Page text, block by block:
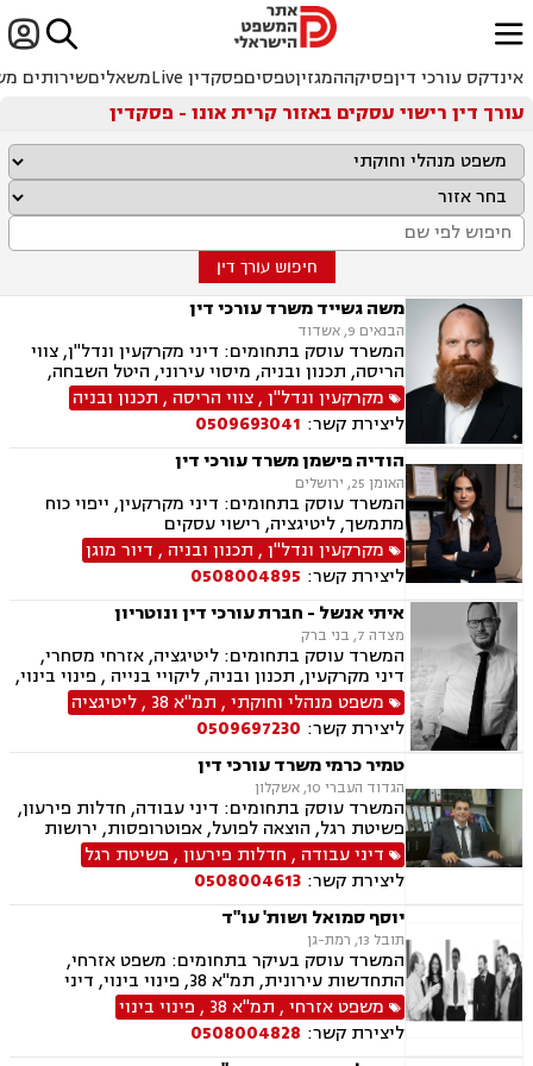

ﱐ
אינדקס עורכי דיןפסיקההמגזיןטפסיםפסקדין Live משאליםשירותים
עורך דין רישוי עסקים באזור קרית אונו - פסקדין
חיפוש עורך דין
משה גשייד משרד עורכי דין
הבנאים 9, אשדוד
המשרד עוסק בתחומים: דיני מקרקעין ונדל"ן, צווי
הריסה, תכנון ובניה, מיסוי עירוני, היטל השבחה,
היטל פיתוח, ארנונה, רשויות מקומיות, רישוי עסקים
מקרקעין ונדל"ן,צווי הריסה , תכנון ובניה
ליצירת קשר: 0509693041
הודיה פישמן משרד עורכי דין
האומן 25, ירושלים
המשרד עוסק בתחומים: דיני מקרקעין, ייפוי כוח
מתמשך, ליטיגציה, רישוי עסקים
מקרקעין ונדל"ן, תכנון ובניה , דיור מוגן
ליצירת קשר: 0508004895
איתי אנשל - חברת עורכי דין ונוטריון
מצדה 7, בני ברק
המשרד עוסק בתחומים: ליטיגציה, אזרחי מסחרי,
דיני מקרקעין, תכנון ובניה, ליקויי בנייה , פינוי בינוי,
קבוצות רכישה, עסקאות מכר דירה, פינוי מושכר,
מגרשים לבניה ,נחלות ומשקים במושבים, רשות
מקרקעי ישראל, צווי הריסה, מיסוי נדל"ן, היטל
פיתוח, היטל השבחה, דיני חוזים, תביעות ייצוגיות,
ירושות וצוואות, נוטריון, דיני מכרזים והתקשרויות,
חוקתי ומנהלי, רישוי עסקים, דיני חברות, סכסוך בין
בעלי מניות, ליווי עסקי, הגבלים עסקיים, בנקים,
ערבויות ושטרות, קניין רוחני, זכויות יוצרים, דיני
בנקאות, חברות אשראי סליקה
משפט מנהלי וחוקתי, תמ"א 38 ,ליטיגציה
ליצירת קשר: 0509697230
טמיר כרמי משרד עורכי דין
הגדוד העברי 10, אשקלון
המשרד עוסק בתחומים: דיני עבודה, חדלות פירעון,
פשיטת רגל, הוצאה לפועל, אפוטרופסות, ירושות
וצוואות, ליטיגציה, משפט אזרחי , נדל"ן, עסקאות
מכר דירה, פינוי מושכר, פירוקים והקפאות הליכים,
רישוי עסקים, רשויות מקומיות, תכנון ובניה, דיני
מקרקעין
דיני עבודה , חדלות פירעון, פשיטת רגל
ליצירת קשר: 0508004613
יוסף סמואל ושות' עו"ד
תובל 13, רמת-גן
המשרד עוסק בעיקר בתחומים: משפט אזרחי,
התחדשות עירונית, תמ"א 38, פינוי בינוי, דיני
מקרקעין, מיסים, גילוי מרצון, דיני תאגידים, הפקעת
קרקעות, תכנון ובניה, דיור מוגן, ירושות וצוואות,
חוקתי ומנהלי, ליווי עסקי, ליטיגציה, ליקויי בנייה,
משפט אזרחי , תמ"א 38 , פינוי בינוי
ליצירת קשר: 0508004828